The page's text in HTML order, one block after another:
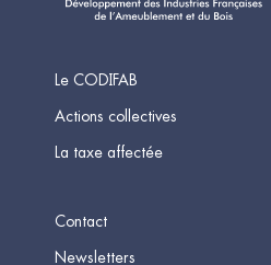
Le CODIFAB
Actions collectives
La taxe affectée
Contact
Newsletters